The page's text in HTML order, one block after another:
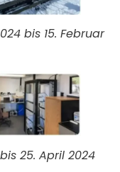
bis 15. Februar
25. April 2024